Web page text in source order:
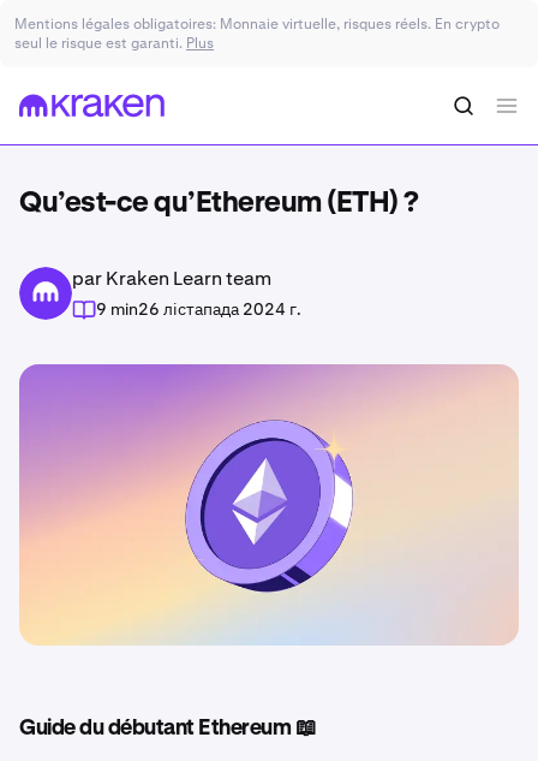
Mentions légales obligatoires: Monnaie virtuelle, risques réels. En crypto
seul le risque est garanti. Plus
Qu’est-ce qu’Ethereum (ETH) ?
par Kraken Learn team
9 min26 лістапада 2024 г.
Guide du débutant Ethereum 📖